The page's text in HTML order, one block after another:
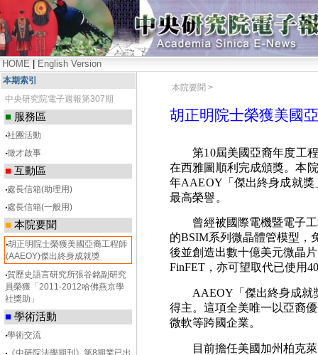
HOME English Version
本期索引
中央研究院電子週報第307期
■ 服務區
‧社團活動
‧徵才啟事
■ 互動區
‧處長信箱(助理用)
‧處長信箱(一般用)
■ 本院要聞
‧胡正明院士榮獲美國亞裔工程師
(AAEOY)傑出終身成就獎
‧賀歷史語言研究所張谷銘副研究
員榮獲「2011-2012哈佛燕京學
社獎助」
■ 學術活動
‧學術交流
‧ 《中研院法學期刊》第8期業已出
本院要聞 >
胡正明院士榮獲美國
第10屆美國亞裔年度工
在西雅圖順利完成頒獎。本
年AAEOY「傑出終身成就獎
最高榮譽。
曾經被國際電機暨電子工
的BSIM系列微晶體管模型，
後並創造出數十億美元微晶
FinFET，亦可望取代已使用
AAEOY 「傑出終身成
得主。這項全美唯一以亞裔
微軟等跨國企業。
目前擔任美國加州柏克萊